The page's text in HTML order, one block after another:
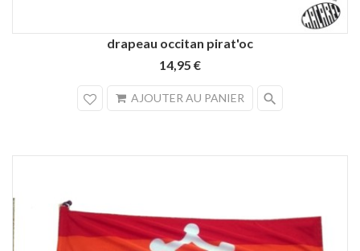
drapeau occitan pirat'oc
14,95 €
AJOUTER AU PANIER search